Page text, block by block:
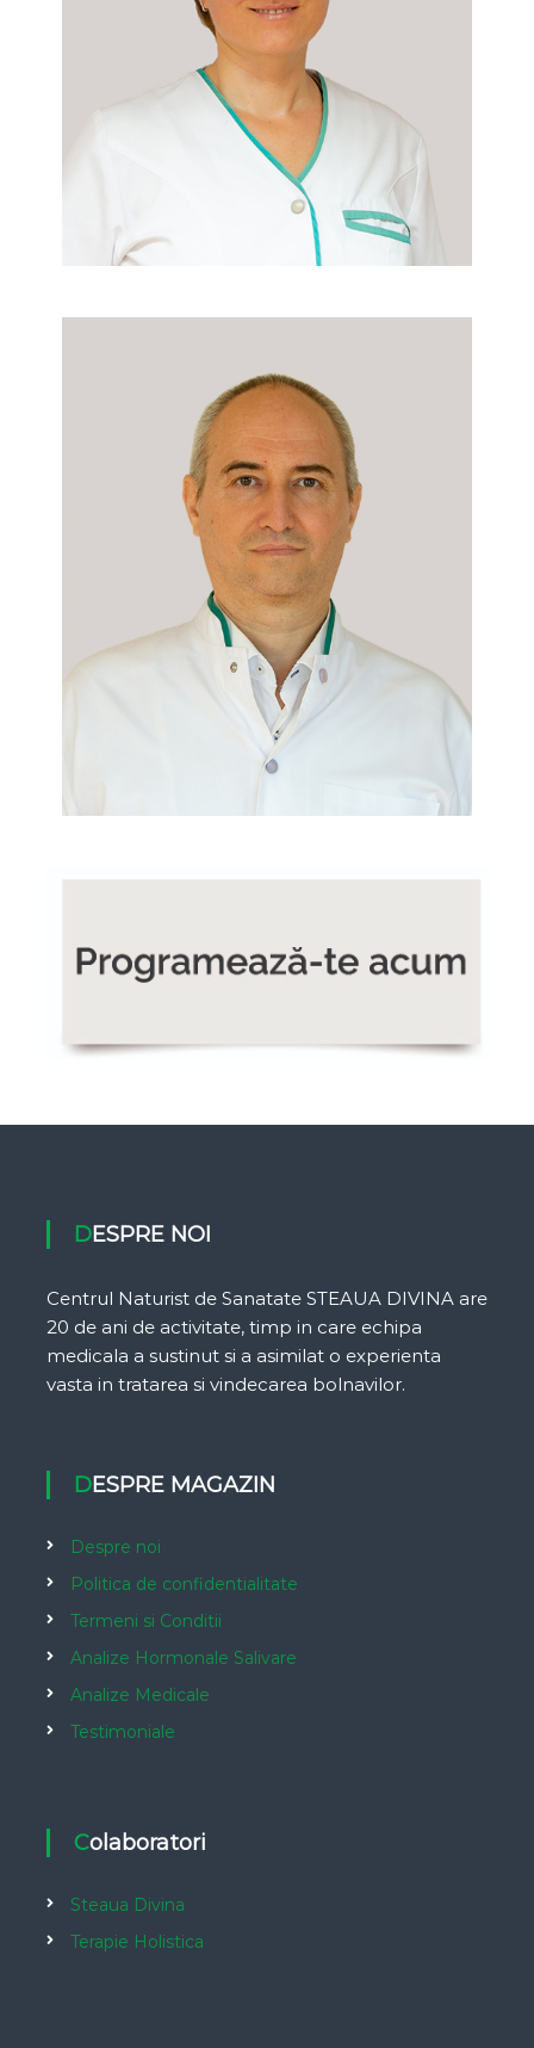
DESPRE NOI
Centrul Naturist de Sanatate STEAUA DIVINA are
20 de ani de activitate, timp in care echipa
medicala a sustinut si a asimilat o experienta
vasta in tratarea si vindecarea bolnavilor.
DESPRE MAGAZIN
Despre noi
Politica de confidentialitate
Termeni si Conditii
Analize Hormonale Salivare
Analize Medicale
Testimoniale
Colaboratori
Steaua Divina
Terapie Holistica